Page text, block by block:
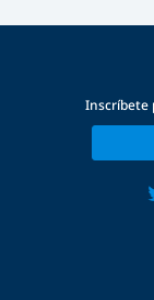
Inscríbete